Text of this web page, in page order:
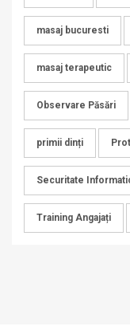
masaj bucuresti
masaj terapeutic
Observare Păsări
primii dinți
Securitate
Training Angajați